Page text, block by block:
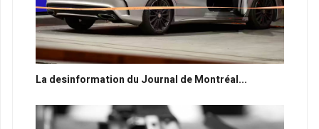
La desinformation du Journal de Montréal...